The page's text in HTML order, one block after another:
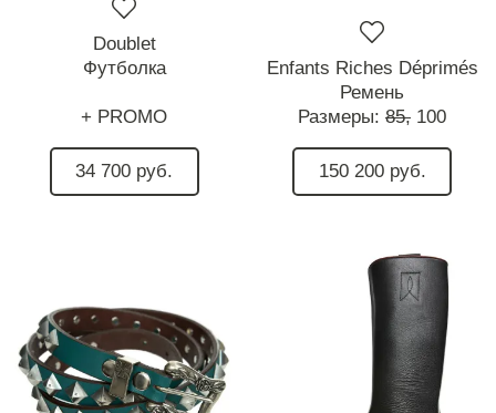
Doublet
Футболка
+ PROMO
34 700 руб.
Enfants Riches Déprimés
Ремень
Размеры: 85, 100
150 200 руб.